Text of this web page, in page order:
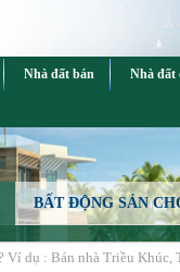
Nhà đất bán Nhà đất
BẤT ĐỘNG SẢN